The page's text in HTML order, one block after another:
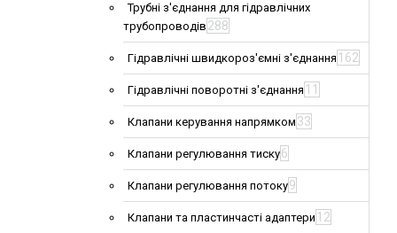
Трубні з'єднання для гідравлічних
трубопроводів 288
Гідравлічні швидкороз'ємні з'єднання 162
Гідравлічні поворотні з'єднання 11
Клапани керування напрямком 33
Клапани регулювання тиску6
Клапани регулювання потоку9
Клапани та пластинчасті адаптери 12